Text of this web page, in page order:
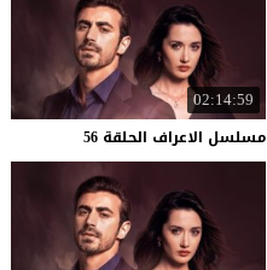
02:14:59
مسلسل الاعراف الحلقة 56